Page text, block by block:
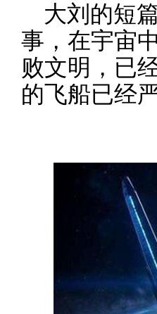
大刘的短
事，在宇宙
败文明，已
的飞船已经